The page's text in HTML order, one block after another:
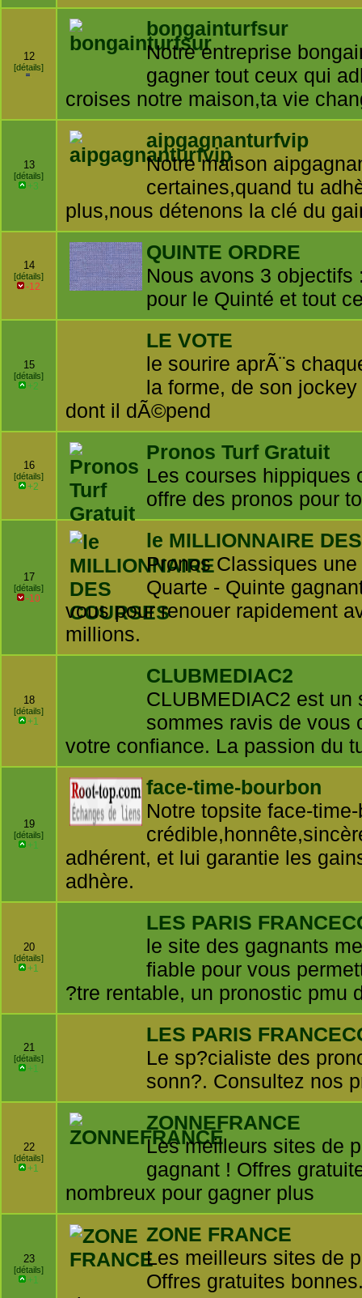
12
[détails]
bongainturfsur
Notre entreprise
gagner tout ceux qui
croises notre maison,ta vie
13
[détails]
+3
aipgagnanturfvip
Notre maison
certaines,quand tu
plus,nous détenons la clé du
14
[détails]
-12
QUINTE ORDRE
Nous avons 3 objectifs
pour le Quinté et tout
15
[détails]
+2
LE VOTE
le sourire aprÃ¨s
la forme, de son
dont il dÃ©pend
16
[détails]
+2
Pronos Turf Gratuit
Les courses hippiques
offre des pronos pour
17
[détails]
-10
le MILLIONNAIRE
Pronos Classiques
Quarte - Quinte
vous pour renouer rapidement
millions.
18
[détails]
+1
CLUBMEDIAC2
CLUBMEDIAC2 est
sommes ravis de vous
votre confiance. La passion du
19
[détails]
+1
face-time-bourbon
Notre topsite face-
adhérent, et lui garantie les
adhère.
20
[détails]
+1
LES PARIS
le site des gagnants
fiable pour vous
?tre rentable, un pronostic pmu
21
[détails]
+1
LES PARIS
Le sp?cialiste des
sonn?. Consultez nos
22
[détails]
+1
ZONNEFRANCE
Les meilleurs sites de
gagnant ! Offres
nombreux pour gagner plus
23
[détails]
+1
ZONE FRANCE
Les meilleurs sites de
Offres gratuites